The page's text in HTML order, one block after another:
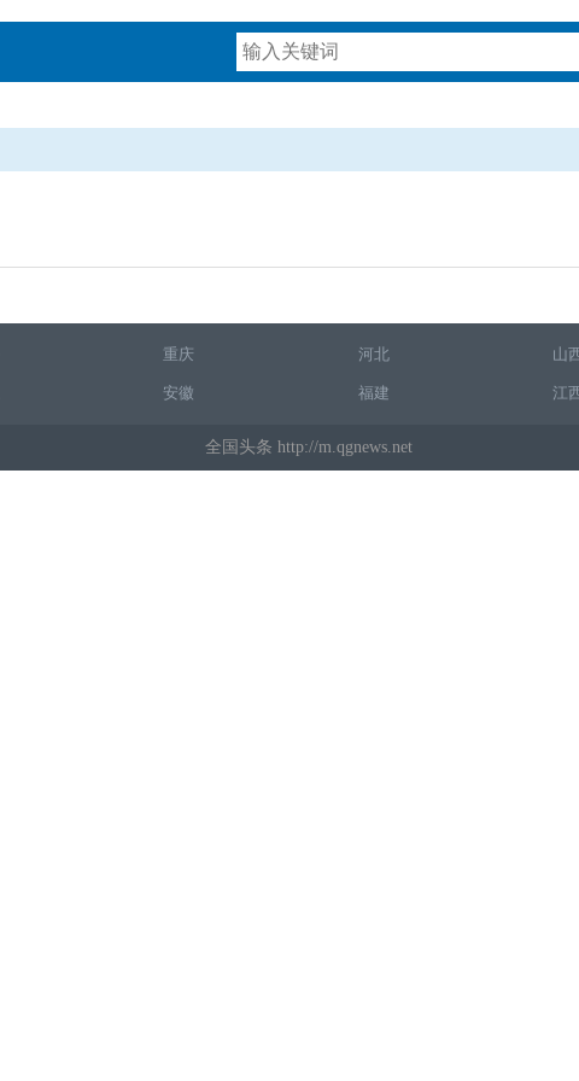
重庆 河北 山
安徽 福建 江
全国头条 http://m.qgnews.net